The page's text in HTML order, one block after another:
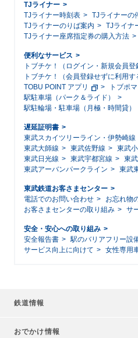
TJライナー
TJライナー時刻表
TJライナーの
TJライナーのりば案内
TJライナ
TJライナー座席指定券の購入方法
便利なサービス
トブチケ！（ログイン・新規会員登
トブチケ！（会員登録せずに利用す
TOBU POINT アプリ
トブポ
駅駐車場（パーク＆ライド）
駅駐輪場・駐車場（月極・時間貸）
遅延証明書
東武スカイツリーライン・伊勢崎線
東武大師線
東武佐野線 東武
東武日光線
東武宇都宮線
東
東武アーバンパークライン
東武
東武鉄道お客さまセンター
電話でのお問い合わせ
お忘れ物
お客さまセンターの取り組み
サ
安全・安心への取り組み
安全報告書
駅のバリアフリー設
サービス向上に向けて
女性専用
鉄道情報
おでかけ情報